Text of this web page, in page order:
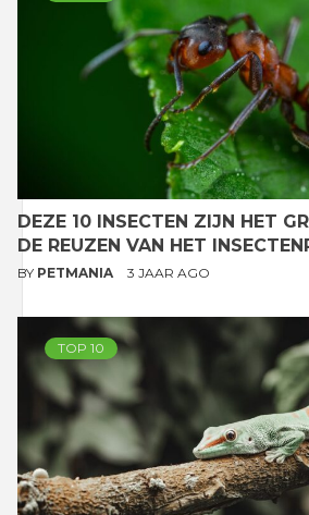
DEZE 10 INSECTEN ZIJN HET
DE REUZEN VAN HET
BY PETMANIA 3 JAAR AGO
TOP 10